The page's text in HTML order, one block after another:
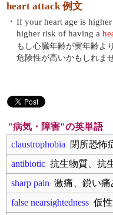
heart attack 例文
・ If your heart age is
higher risk of having a
もし心臓年齢が実年齢よ
危険性が高いかもしれま
"病気・障害"の英単語
claustrophobia 閉所恐怖
antibiotic 抗生物質、抗
sharp pain 激痛、鋭い
false nearsightedness 仮